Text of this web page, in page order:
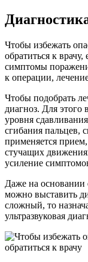
Чтобы избежать
обратиться к
симптомы
к операции,
Чтобы подобрать
диагноз. Для этого
уровня
сгибания пальцев,
применяется
стучащих
усиление
Даже на
можно выставить
сложный, то
ультразвуковая